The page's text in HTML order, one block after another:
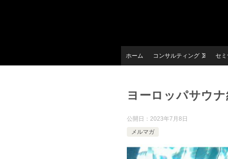
ホーム コンサルティング セ
ヨーロッパサウ
公開日： 2023年7月8日
メルマガ